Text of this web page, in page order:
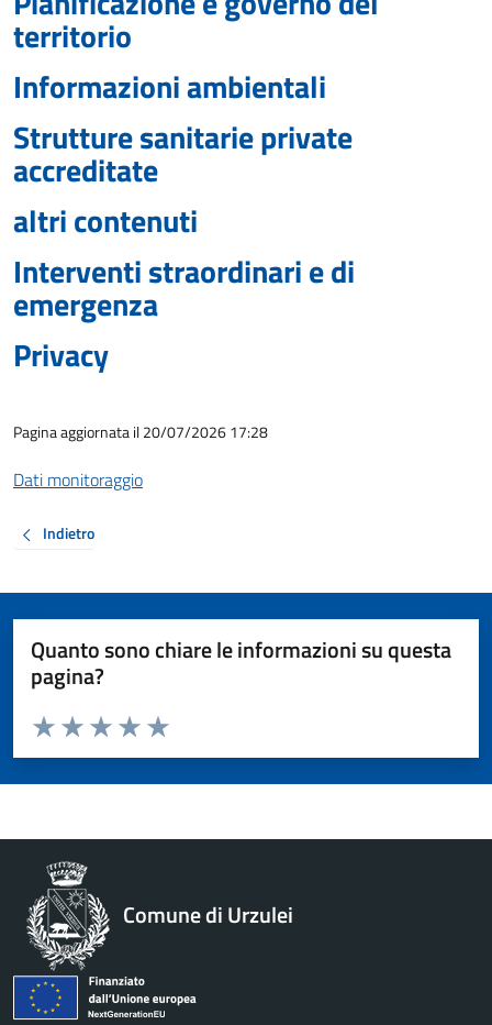
territorio
Informazioni ambientali
Strutture sanitarie private
accreditate
altri contenuti
Interventi straordinari e di
emergenza
Privacy
Pagina aggiornata il 20/07/2026 17:28
Dati monitoraggio
Indietro
Quanto sono chiare le informazioni su questa
pagina?
Valuta da 1 a 5 stelle la pagina
Valuta 5 stelle su 5
Valuta 4 stelle su 5
Valuta 3 stelle su 5
Valuta 2 stelle su 5
Valuta 1 stelle su 5
Comune di Urzulei